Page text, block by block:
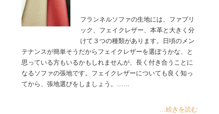
フランネルソファの生地には、ファブリ
ック、フェイクレザー、本革と大きく分
けて３つの種類があります。日頃のメン
テナンスが簡単そうだからフェイクレザーを選ぼうかな、と
思っている方もいるかもしれませんが、長く付き合うことに
なるソファの張地です。フェイクレザーについても良く知っ
てから、張地選びをしましょう。……
...続きを読む